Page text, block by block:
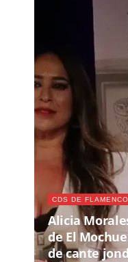
CDS DE FLAMENCO
Alicia
de El
de cante